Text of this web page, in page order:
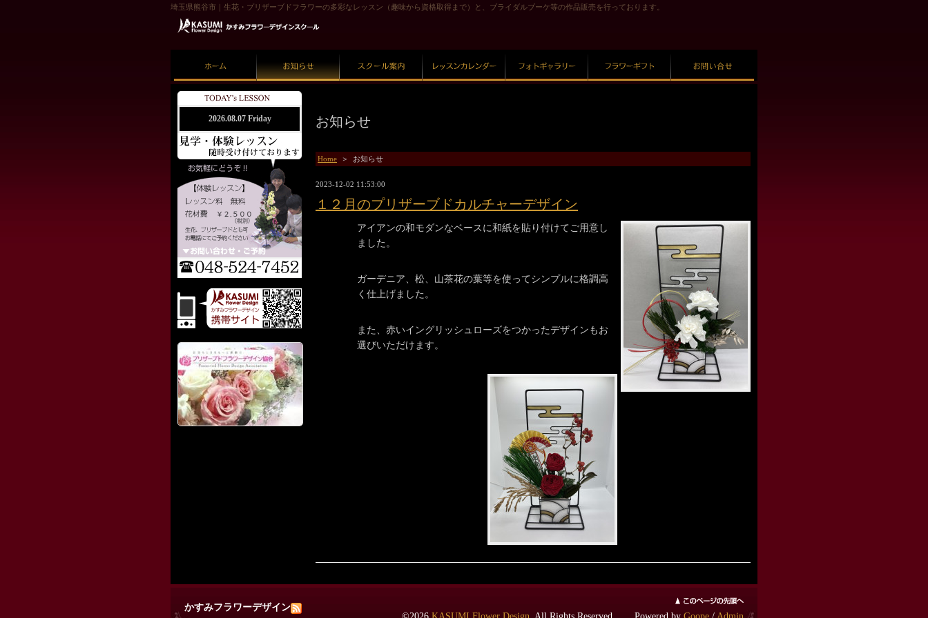
埼玉県熊谷市｜生花・プリザーブドフラワーの多彩なレッスン（趣味から資格取得まで）と、ブライダルブーケ等の作品販売を行っております。
お知らせ
Home ＞ お知らせ
2023-12-02 11:53:00
１２月のプリザーブドカルチャーデザイン
アイアンの和モダンなベースに和紙を貼り付けてご用意し
ました。
ガーデニア、松、山茶花の葉等を使ってシンプルに格調高
く仕上げました。
また、赤いイングリッシュローズをつかったデザインもお
選びいただけます。
2026.08.07 Friday
かすみフラワーデザイン